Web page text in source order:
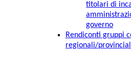
titolari di
governo
Rendiconti gruppi
regionali/